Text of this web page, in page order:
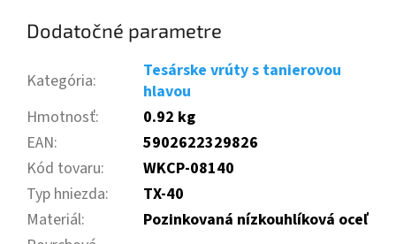
Dodatočné parametre
Kategória:
Tesárske vrúty s tanierovou
hlavou
Hmotnosť:
0.92 kg
EAN:
5902622329826
Kód tovaru:
WKCP-08140
Typ hniezda:
TX-40
Materiál:
Pozinkovaná nízkouhlíková oceľ